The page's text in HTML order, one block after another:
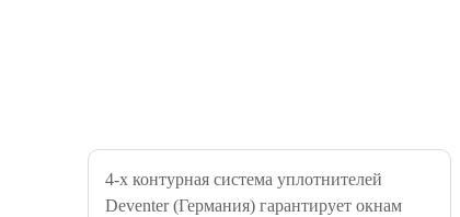
4-х контурная система уплотнителей
Deventer (Германия) гарантирует окнам